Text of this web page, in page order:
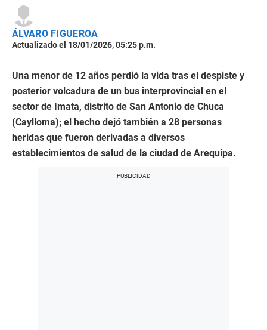
ÁLVARO FIGUEROA
Actualizado el 18/01/2026, 05:25 p.m.
Una menor de 12 años perdió la vida tras el despiste y
posterior volcadura de un bus interprovincial en el
sector de Imata, distrito de San Antonio de Chuca
(Caylloma); el hecho dejó también a 28 personas
heridas que fueron derivadas a diversos
establecimientos de salud de la ciudad de Arequipa.